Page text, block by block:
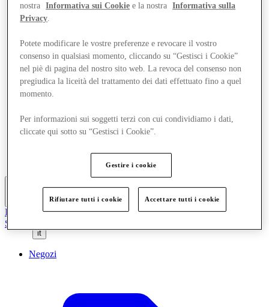
Offerte
Cosa c'è in programma
Mangia e Bevi
Servizi
Il Club
Salvata
it
Negozi
nostra
Informativa sui Cookie e la nostra
Informativa sulla
Privacy
Potete modificare le vostre preferenze e revocare il vostro
consenso in qualsiasi momento, cliccando su “Gestisci i Cookie”
nel piè di pagina del nostro sito web. La revoca del consenso non
pregiudica la liceità del trattamento dei dati effettuato fino a quel
momento.
Per informazioni sui soggetti terzi con cui condividiamo i dati,
cliccate qui sotto su “Gestisci i Cookie”.
Gestire i cookie
Rifiutare tutti i cookie Accettare tutti i cookie